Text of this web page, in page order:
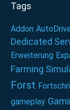
Tags
Addon
Dedicated
Erweiterung
Farming
Forst
gameplay